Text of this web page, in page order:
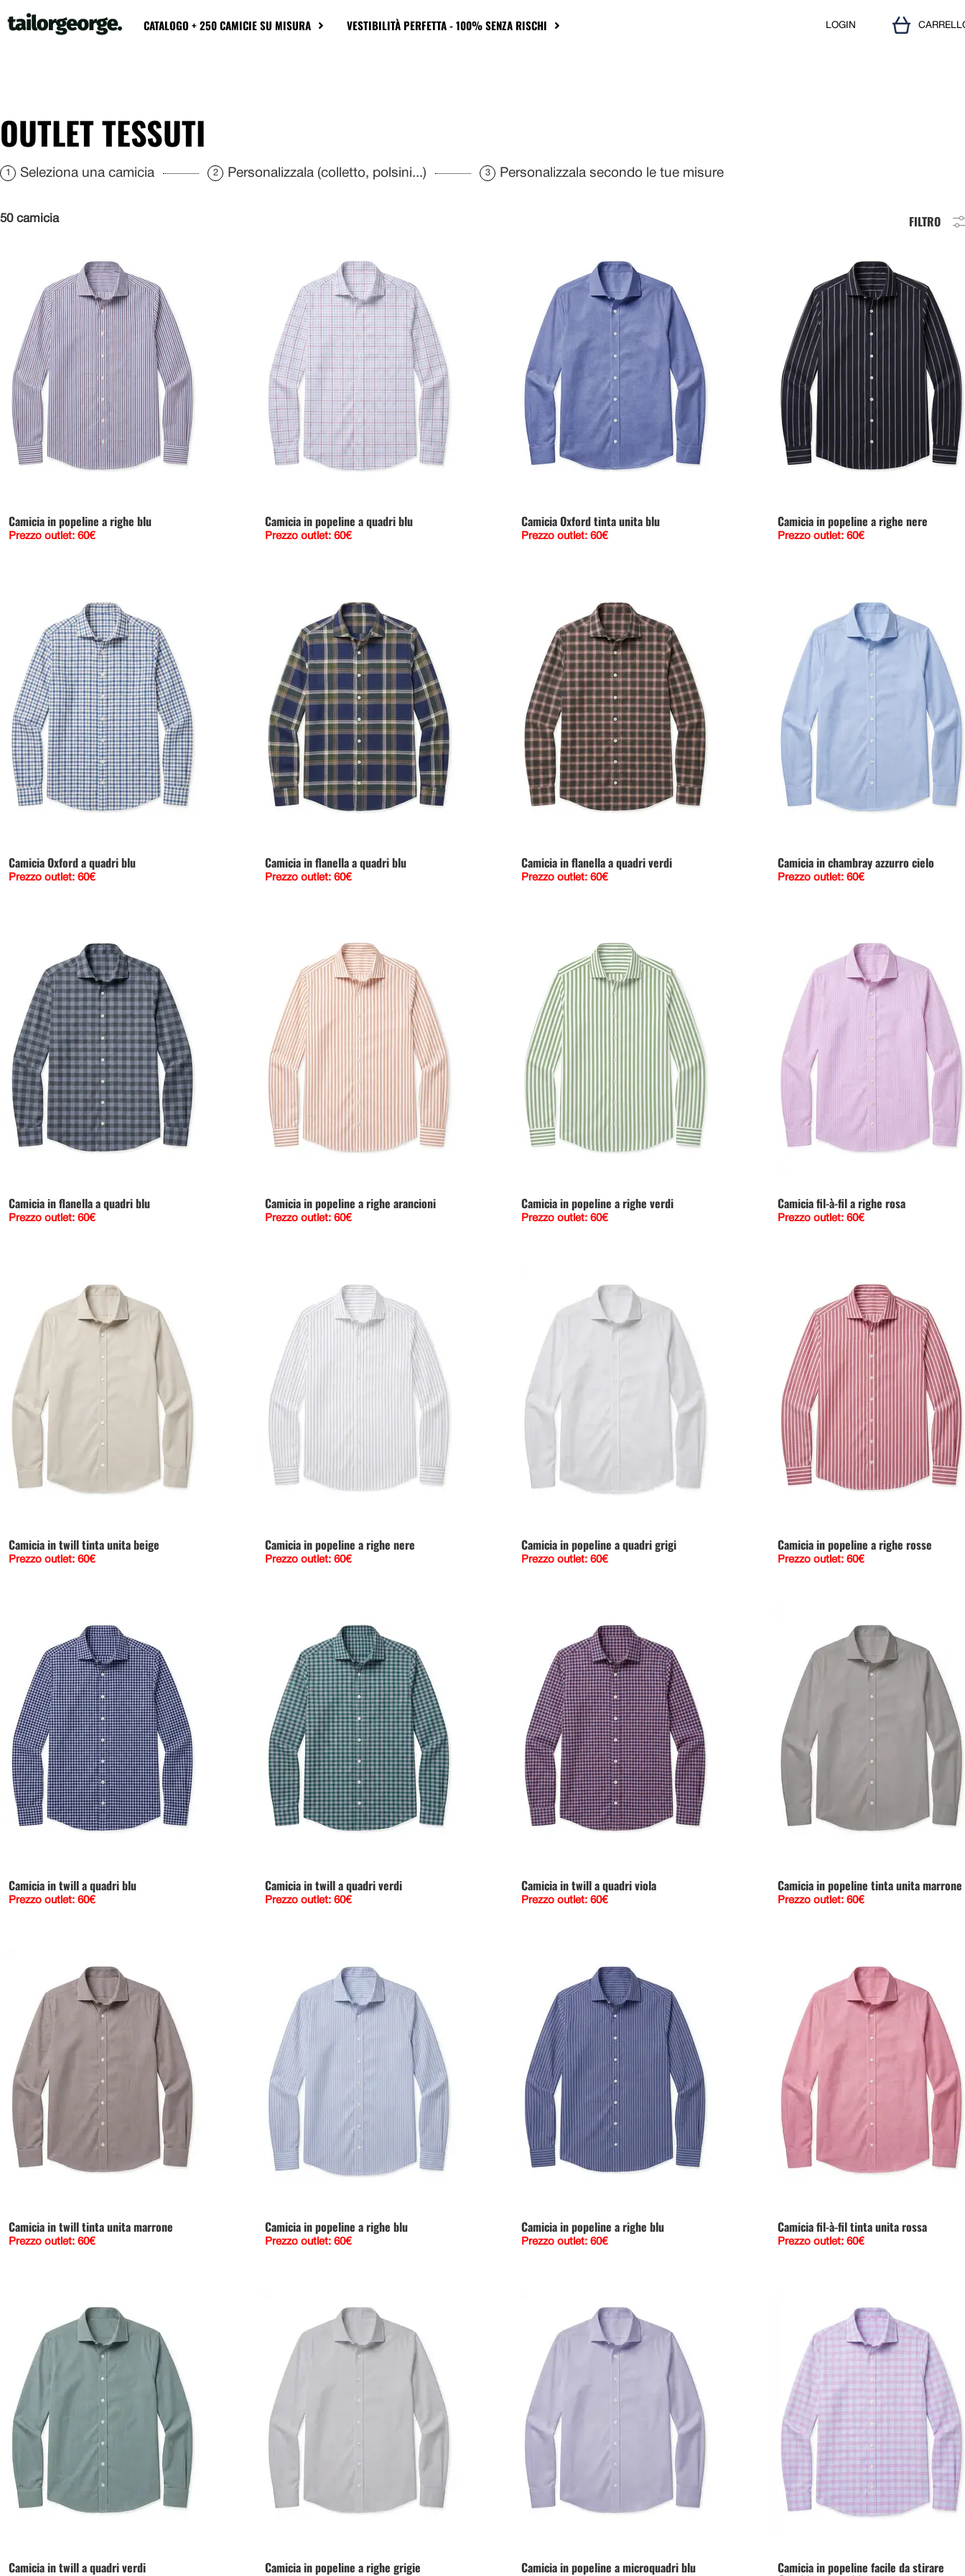
CATALOGO + 250 CAMICIE SU MISURA VESTIBILITÀ PERFETTA - 100% SENZA RISCHI LOGIN
OUTLET TESSUTI
1 Seleziona una camicia 2 Personalizzala (colletto, polsini...) 3 Personalizzala secondo le tue misure
50 camicia FILTRO
Camicia in popeline a righe blu
Prezzo outlet: 60€
Camicia in popeline a quadri blu
Prezzo outlet: 60€
Camicia Oxford tinta unita blu
Prezzo outlet: 60€
Camicia in popeline a righe nere
Prezzo outlet: 60€
Camicia Oxford a quadri blu
Prezzo outlet: 60€
Camicia in flanella a quadri blu
Prezzo outlet: 60€
Camicia in flanella a quadri verdi
Prezzo outlet: 60€
Camicia in chambray azzurro cielo
Prezzo outlet: 60€
Camicia in flanella a quadri blu
Prezzo outlet: 60€
Camicia in popeline a righe arancioni
Prezzo outlet: 60€
Camicia in popeline a righe verdi
Prezzo outlet: 60€
Camicia fil-à-fil a righe rosa
Prezzo outlet: 60€
Camicia in twill tinta unita beige
Prezzo outlet: 60€
Camicia in popeline a righe nere
Prezzo outlet: 60€
Camicia in popeline a quadri grigi
Prezzo outlet: 60€
Camicia in popeline a righe rosse
Prezzo outlet: 60€
Camicia in twill a quadri blu
Prezzo outlet: 60€
Camicia in twill a quadri verdi
Prezzo outlet: 60€
Camicia in twill a quadri viola
Prezzo outlet: 60€
Camicia in popeline tinta unita marrone
Prezzo outlet: 60€
Camicia in twill tinta unita marrone
Prezzo outlet: 60€
Camicia in popeline a righe blu
Prezzo outlet: 60€
Camicia in popeline a righe blu
Prezzo outlet: 60€
Camicia fil-à-fil tinta unita rossa
Prezzo outlet: 60€
Camicia in twill a quadri verdi Camicia in popeline a righe grigie
Camicia in popeline a microquadri blu
Camicia in popeline facile da stirare